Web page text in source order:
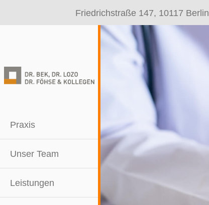
Friedrichstraße 147, 10117 Berlin
Praxis
Unser Team
Leistungen